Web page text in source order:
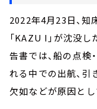
2022年4月23日、
「KAZU I」が沈没
告書では、船の点検
れる中での出航、引
欠如などが原因とし